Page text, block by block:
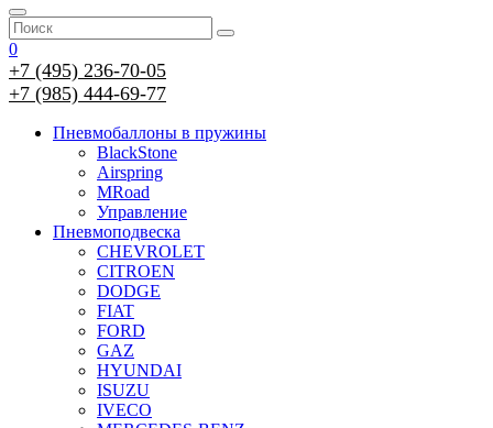
0
+7 (495) 236-70-05
+7 (985) 444-69-77
Пневмобаллоны в пружины
BlackStone
Airspring
MRoad
Управление
Пневмоподвеска
CHEVROLET
CITROEN
DODGE
FIAT
FORD
GAZ
HYUNDAI
ISUZU
IVECO